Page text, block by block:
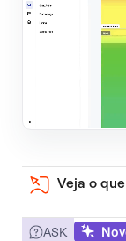
Veja o
ASK